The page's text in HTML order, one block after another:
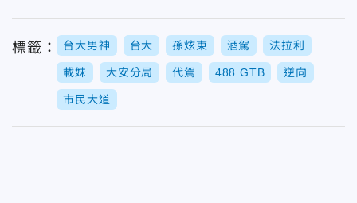
標籤： 台大男神 台大 孫炫東 酒駕 法拉利
載妹 大安分局 代駕 488 GTB 逆向
市民大道